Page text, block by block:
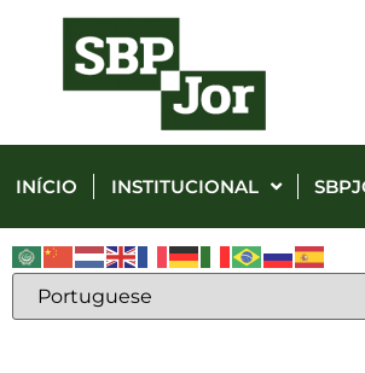
INÍCIO INSTITUCIONAL